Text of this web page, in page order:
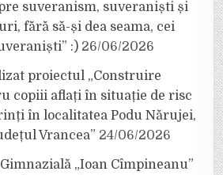
suveranism, suveraniști și
fără să-și dea seama, cei
:) 26/06/2026
proiectul „Construire
copiii aflați în situație de risc
în localitatea Podu Nărujei,
Vrancea” 24/06/2026
„Ioan Cîmpineanu”